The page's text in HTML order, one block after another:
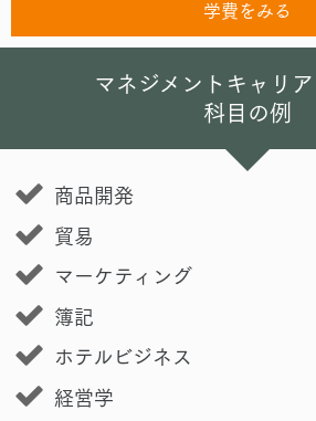
学費をみる
マネジメントキャリ
科目の例
商品開発
貿易
マーケティング
簿記
ホテルビジネス
経営学